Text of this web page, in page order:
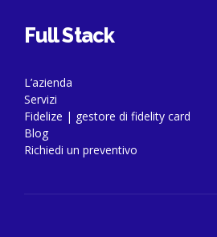
Full Stack
L’azienda
Servizi
Fidelize | gestore di fidelity card
Blog
Richiedi un preventivo